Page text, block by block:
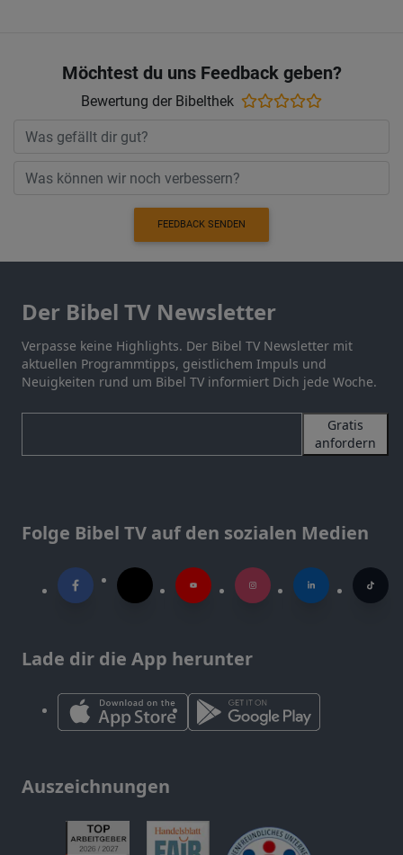
Möchtest du uns Feedback geben?
Bewertung der Bibelthek
FEEDBACK SENDEN
Der Bibel TV Newsletter
Verpasse keine Highlights. Der Bibel TV Newsletter mit
aktuellen Programmtipps, geistlichem Impuls und
Neuigkeiten rund um Bibel TV informiert Dich jede Woche.
Gratis
anfordern
Folge Bibel TV auf den sozialen Medien
Lade dir die App herunter
Auszeichnungen